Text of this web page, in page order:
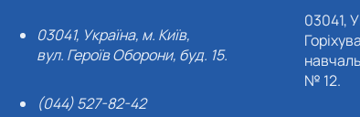
03041, Україна, м. Київ,
вул. Героїв Оборони, буд. 15.
(044) 527-82-42
03041,
№ 12.